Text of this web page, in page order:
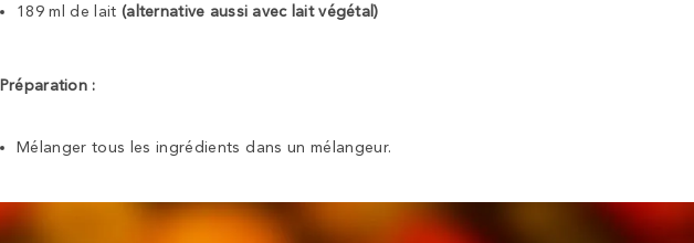
189 ml de lait(alternative aussi avec lait végétal)
Préparation :
Mélanger tous les ingrédients dans un mélangeur.